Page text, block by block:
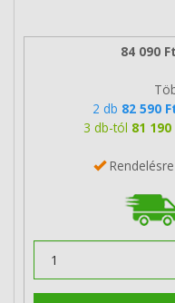
84 090 Ft
2 db 82 590
3 db-tól 81 190